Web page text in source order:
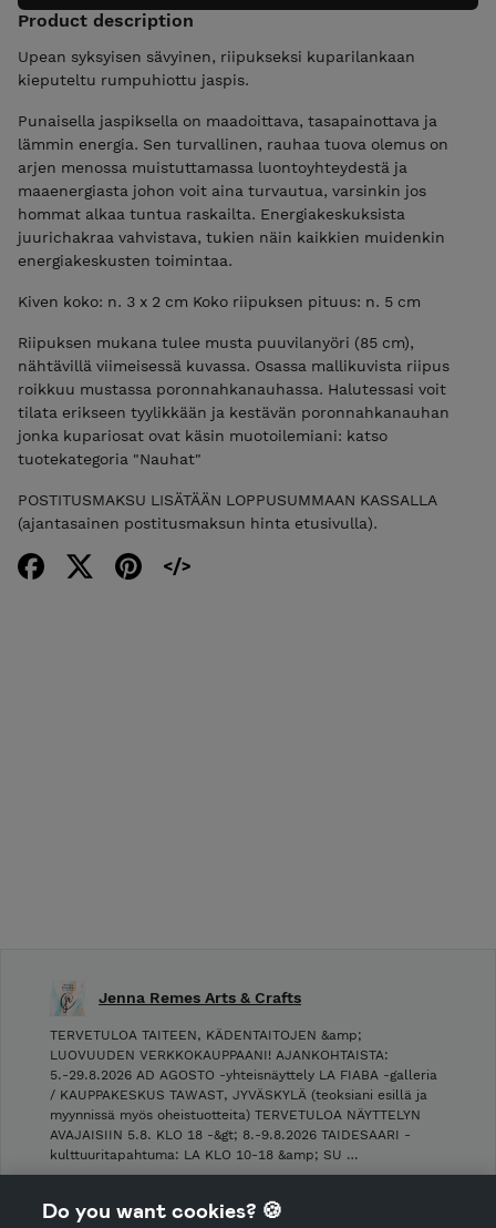
Product description
Upean syksyisen sävyinen, riipukseksi kuparilankaan
kieputeltu rumpuhiottu jaspis.
Punaisella jaspiksella on maadoittava, tasapainottava ja
lämmin energia. Sen turvallinen, rauhaa tuova olemus on
arjen menossa muistuttamassa luontoyhteydestä ja
maaenergiasta johon voit aina turvautua, varsinkin jos
hommat alkaa tuntua raskailta. Energiakeskuksista
juurichakraa vahvistava, tukien näin kaikkien muidenkin
energiakeskusten toimintaa.
Kiven koko: n. 3 x 2 cm Koko riipuksen pituus: n. 5 cm
Riipuksen mukana tulee musta puuvilanyöri (85 cm),
nähtävillä viimeisessä kuvassa. Osassa mallikuvista riipus
roikkuu mustassa poronnahkanauhassa. Halutessasi voit
tilata erikseen tyylikkään ja kestävän poronnahkanauhan
jonka kupariosat ovat käsin muotoilemiani: katso
tuotekategoria "Nauhat"
POSTITUSMAKSU LISÄTÄÄN LOPPUSUMMAAN KASSALLA
(ajantasainen postitusmaksun hinta etusivulla).
Jenna Remes Arts & Crafts
TERVETULOA TAITEEN, KÄDENTAITOJEN &amp;
LUOVUUDEN VERKKOKAUPPAANI! AJANKOHTAISTA:
5.-29.8.2026 AD AGOSTO -yhteisnäyttely LA FIABA -galleria
/ KAUPPAKESKUS TAWAST, JYVÄSKYLÄ (teoksiani esillä ja
myynnissä myös oheistuotteita) TERVETULOA NÄYTTELYN
AVAJAISIIN 5.8. KLO 18 -&gt; 8.-9.8.2026 TAIDESAARI -
kulttuuritapahtuma: LA KLO 10-18 &amp; SU …
Shop privacy policy
Do you want cookies? 🍪